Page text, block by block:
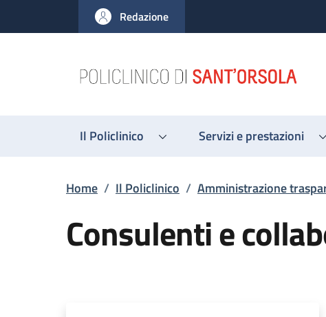
al contenuto principale
to footer content
Redazione
Il Policlinico Servizi e prestazioni
Briciole di pane
Home / Il Policlinico / Amministrazione
Consulenti e